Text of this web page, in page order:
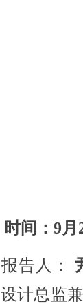
时间：9
报告人：
设计总监